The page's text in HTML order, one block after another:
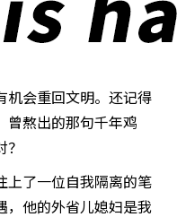
机会重回文明。还记得
曾熬出的那句千年鸡
上了一位自我隔离的笔
，他的外省儿媳妇是我